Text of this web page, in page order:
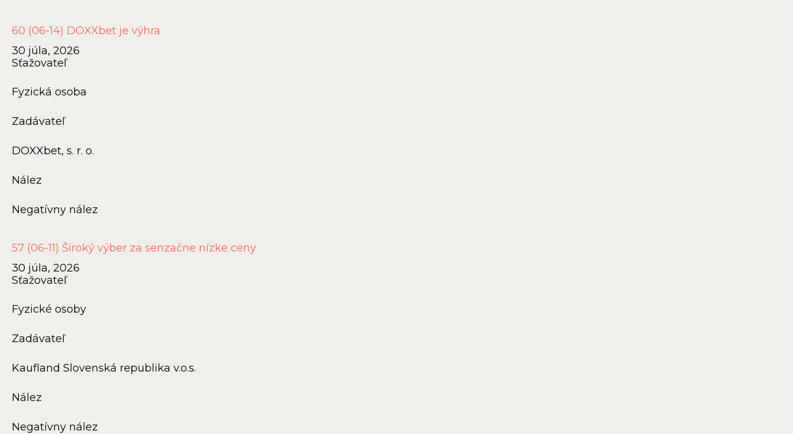
60 (06-14) DOXXbet je výhra
30 júla, 2026
Sťažovateľ
Fyzická osoba
Zadávateľ
DOXXbet, s. r. o.
Nález
Negatívny nález
57 (06-11) Široký výber za senzačne nízke ceny
30 júla, 2026
Sťažovateľ
Fyzické osoby
Zadávateľ
Kaufland Slovenská republika v.o.s.
Nález
Negatívny nález